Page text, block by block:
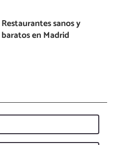
Restaurantes sanos y
baratos en Madrid